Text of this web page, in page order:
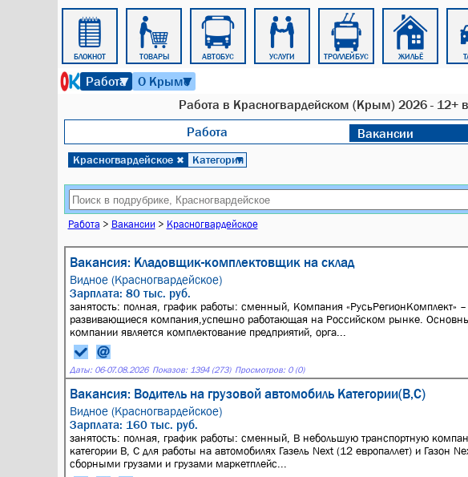
БЛОКНОТ ТОВАРЫ АВТОБУС УСЛУГИ ТРОЛЛЕЙБУС ЖИЛЬЁ
Работа
▼ О Крыме
▼
Работа в Красногвардейском (Крым) 2026 - 12+
Работа
Вакансии
Красногвардейское ✖ Категория
▼
Работа > Вакансии > Красногвардейское
Вакансия: Кладовщик-комплектовщик на склад
Видное (Красногвардейское)
Зарплата: 80 тыс. руб.
занятость: полная, график работы: сменный, Компания «РусьРегионКомплект»
развивающиеся компания,успешно работающая на Российском рынке.
компании является комплектование предприятий, орга...
Даты: 06-07.08.2026 Показов: 1394 (273) Просмотров: 0 (0)
Вакансия: Водитель на грузовой автомобиль Категории(В,С)
Видное (Красногвардейское)
Зарплата: 160 тыс. руб.
занятость: полная, график работы: сменный, В небольшую транспортную
категории B, C для работы на автомобилях Газель Next (12 европаллет) и Газон
сборными грузами и грузами маркетплейс...